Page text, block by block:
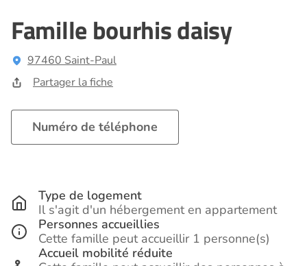
Famille bourhis daisy
97460 Saint-Paul
Partager la fiche
Numéro de téléphone
Type de logement
Il s'agit d'un hébergement en appartement
Personnes accueillies
Cette famille peut accueillir 1 personne(s)
Accueil mobilité réduite